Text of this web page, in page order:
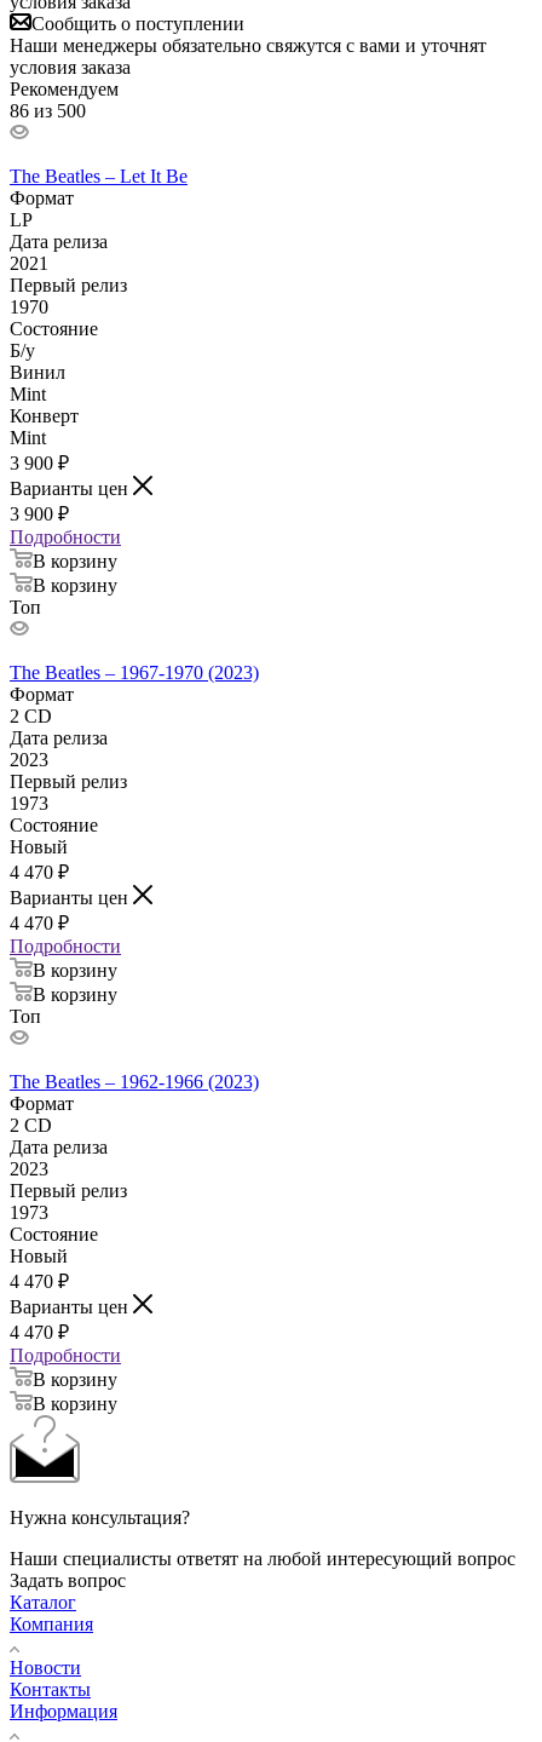
Сообщить о поступлении
Наши менеджеры обязательно свяжутся с вами и уточнят
условия заказа
Рекомендуем
86 из 500
The Beatles – Let It Be
Формат
LP
Дата релиза
2021
Первый релиз
1970
Состояние
Б/у
Винил
Mint
Конверт
Mint
3 900 ₽
Варианты цен
3 900 ₽
Подробности
В корзину
В корзину
Топ
The Beatles – 1967-1970 (2023)
Формат
2 CD
Дата релиза
2023
Первый релиз
1973
Состояние
Новый
4 470 ₽
Варианты цен
4 470 ₽
Подробности
В корзину
В корзину
Топ
The Beatles – 1962-1966 (2023)
Формат
2 CD
Дата релиза
2023
Первый релиз
1973
Состояние
Новый
4 470 ₽
Варианты цен
4 470 ₽
Подробности
В корзину
В корзину
Нужна консультация?
Наши специалисты ответят на любой интересующий вопрос
Задать вопрос
Каталог
Компания
Новости
Контакты
Информация